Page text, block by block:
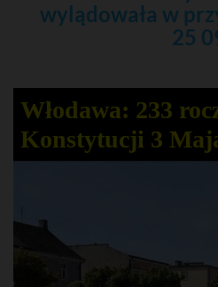
wylądowała w
25
Włodawa: 233
Konstytucji 3